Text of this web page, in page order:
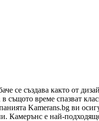
се създава както от
същото време спазват
Kamerans.bg ви
Камерънс е най-